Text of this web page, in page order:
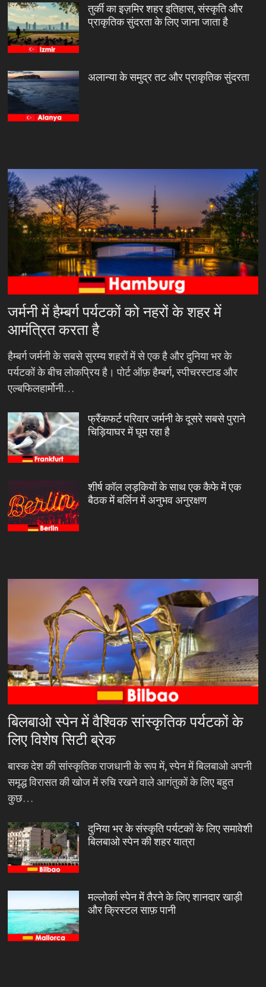
तुर्की का इज़मिर शहर इतिहास, संस्कृति और
प्राकृतिक सुंदरता के लिए जाना जाता है
अलान्या के समुद्र तट और प्राकृतिक सुंदरता
जर्मनी में हैम्बर्ग पर्यटकों को नहरों के शहर में
आमंत्रित करता है
हैम्बर्ग जर्मनी के सबसे सुरम्य शहरों में से एक है और दुनिया भर के
पर्यटकों के बीच लोकप्रिय है। पोर्ट ऑफ़ हैम्बर्ग, स्पीचरस्टाड और
एल्बफिलहार्मोनी…
फ्रैंकफर्ट परिवार जर्मनी के दूसरे सबसे पुराने
चिड़ियाघर में घूम रहा है
शीर्ष कॉल लड़कियों के साथ एक कैफे में एक
बैठक में बर्लिन में अनुभव अनुरक्षण
बिलबाओ स्पेन में वैश्विक सांस्कृतिक पर्यटकों के
लिए विशेष सिटी ब्रेक
बास्क देश की सांस्कृतिक राजधानी के रूप में, स्पेन में बिलबाओ अपनी
समृद्ध विरासत की खोज में रुचि रखने वाले आगंतुकों के लिए बहुत
कुछ…
दुनिया भर के संस्कृति पर्यटकों के लिए समावेशी
बिलबाओ स्पेन की शहर यात्रा
मल्लोर्का स्पेन में तैरने के लिए शानदार खाड़ी
और क्रिस्टल साफ़ पानी